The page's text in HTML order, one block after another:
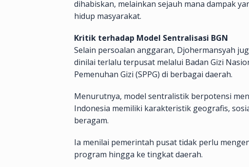
dihabiskan, melainkan sejauh mana dampak
hidup masyarakat.
Kritik terhadap Model Sentralisasi BGN
Selain persoalan anggaran, Djohermansyah
dinilai terlalu terpusat melalui Badan Gizi
Pemenuhan Gizi (SPPG) di berbagai daerah.
Menurutnya, model sentralistik berpotensi
Indonesia memiliki karakteristik geografis,
beragam.
Ia menilai pemerintah pusat tidak perlu
program hingga ke tingkat daerah.